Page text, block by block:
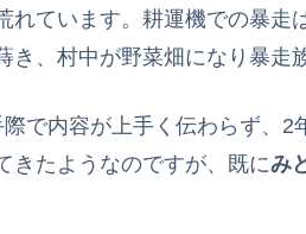
れています。耕運機での暴走
き、村中が野菜畑になり暴走
で内容が上手く伝わらず、2
きたようなのですが、既にみ